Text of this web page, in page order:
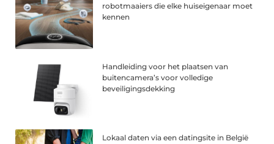
robotmaaiers die elke huiseigenaar moet
kennen
Handleiding voor het plaatsen van
buitencamera’s voor volledige
beveiligingsdekking
Lokaal daten via een datingsite in België